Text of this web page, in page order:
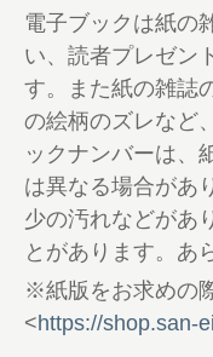
48 東京建築散
本店本館
54 Column コ
56 明治アー
62 立石清重
64 ウォート
68 ブリジェ
70 コンドル
74 エンデ＆
78 「日本近
80 宮内省に
電子ブックは紙の
い、読者プレゼン
す。また紙の雑誌
の絵柄のズレなど
ックナンバーは、
は異なる場合があ
少の汚れなどがあ
とがあります。あ
※紙版をお求めの
<https://shop.san-